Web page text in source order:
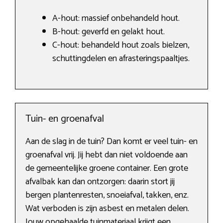
A-hout: massief onbehandeld hout.
B-hout: geverfd en gelakt hout.
C-hout: behandeld hout zoals bielzen,
schuttingdelen en afrasteringspaaltjes.
Tuin- en groenafval
Aan de slag in de tuin? Dan komt er veel tuin- en
groenafval vrij. Jij hebt dan niet voldoende aan
de gemeentelijke groene container. Een grote
afvalbak kan dan ontzorgen: daarin stort jij
bergen plantenresten, snoeiafval, takken, enz.
Wat verboden is zijn asbest en metalen delen.